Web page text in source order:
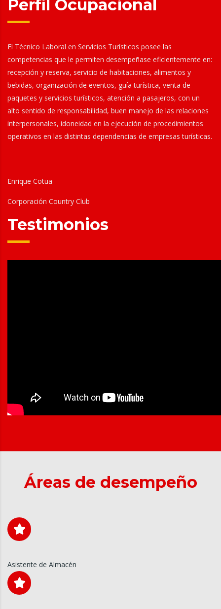
Perfil Ocupacional
El Técnico Laboral en Servicios Turísticos posee las
competencias que le permiten desempeñase eficientemente en:
recepción y reserva, servicio de habitaciones, alimentos y
bebidas, organización de eventos, guía turística, venta de
paquetes y servicios turísticos, atención a pasajeros, con un
alto sentido de responsabilidad, buen manejo de las relaciones
interpersonales, idoneidad en la ejecución de procedimientos
operativos en las distintas dependencias de empresas turísticas.
Enrique Cotua
Corporación Country Club
Testimonios
Áreas de desempeño
Asistente de Almacén